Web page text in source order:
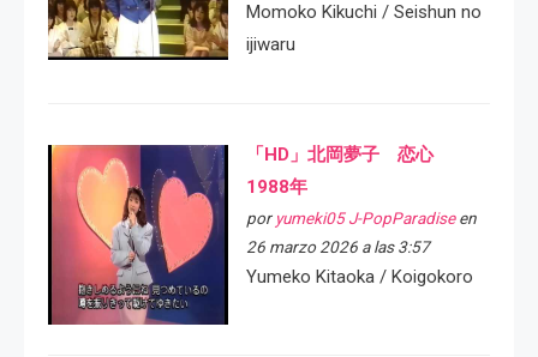
Momoko Kikuchi / Seishun no
ijiwaru
「HD」北岡夢子 恋心
1988年
por yumeki05 J-PopParadiseen
26 marzo 2026 a las 3:57
Yumeko Kitaoka / Koigokoro